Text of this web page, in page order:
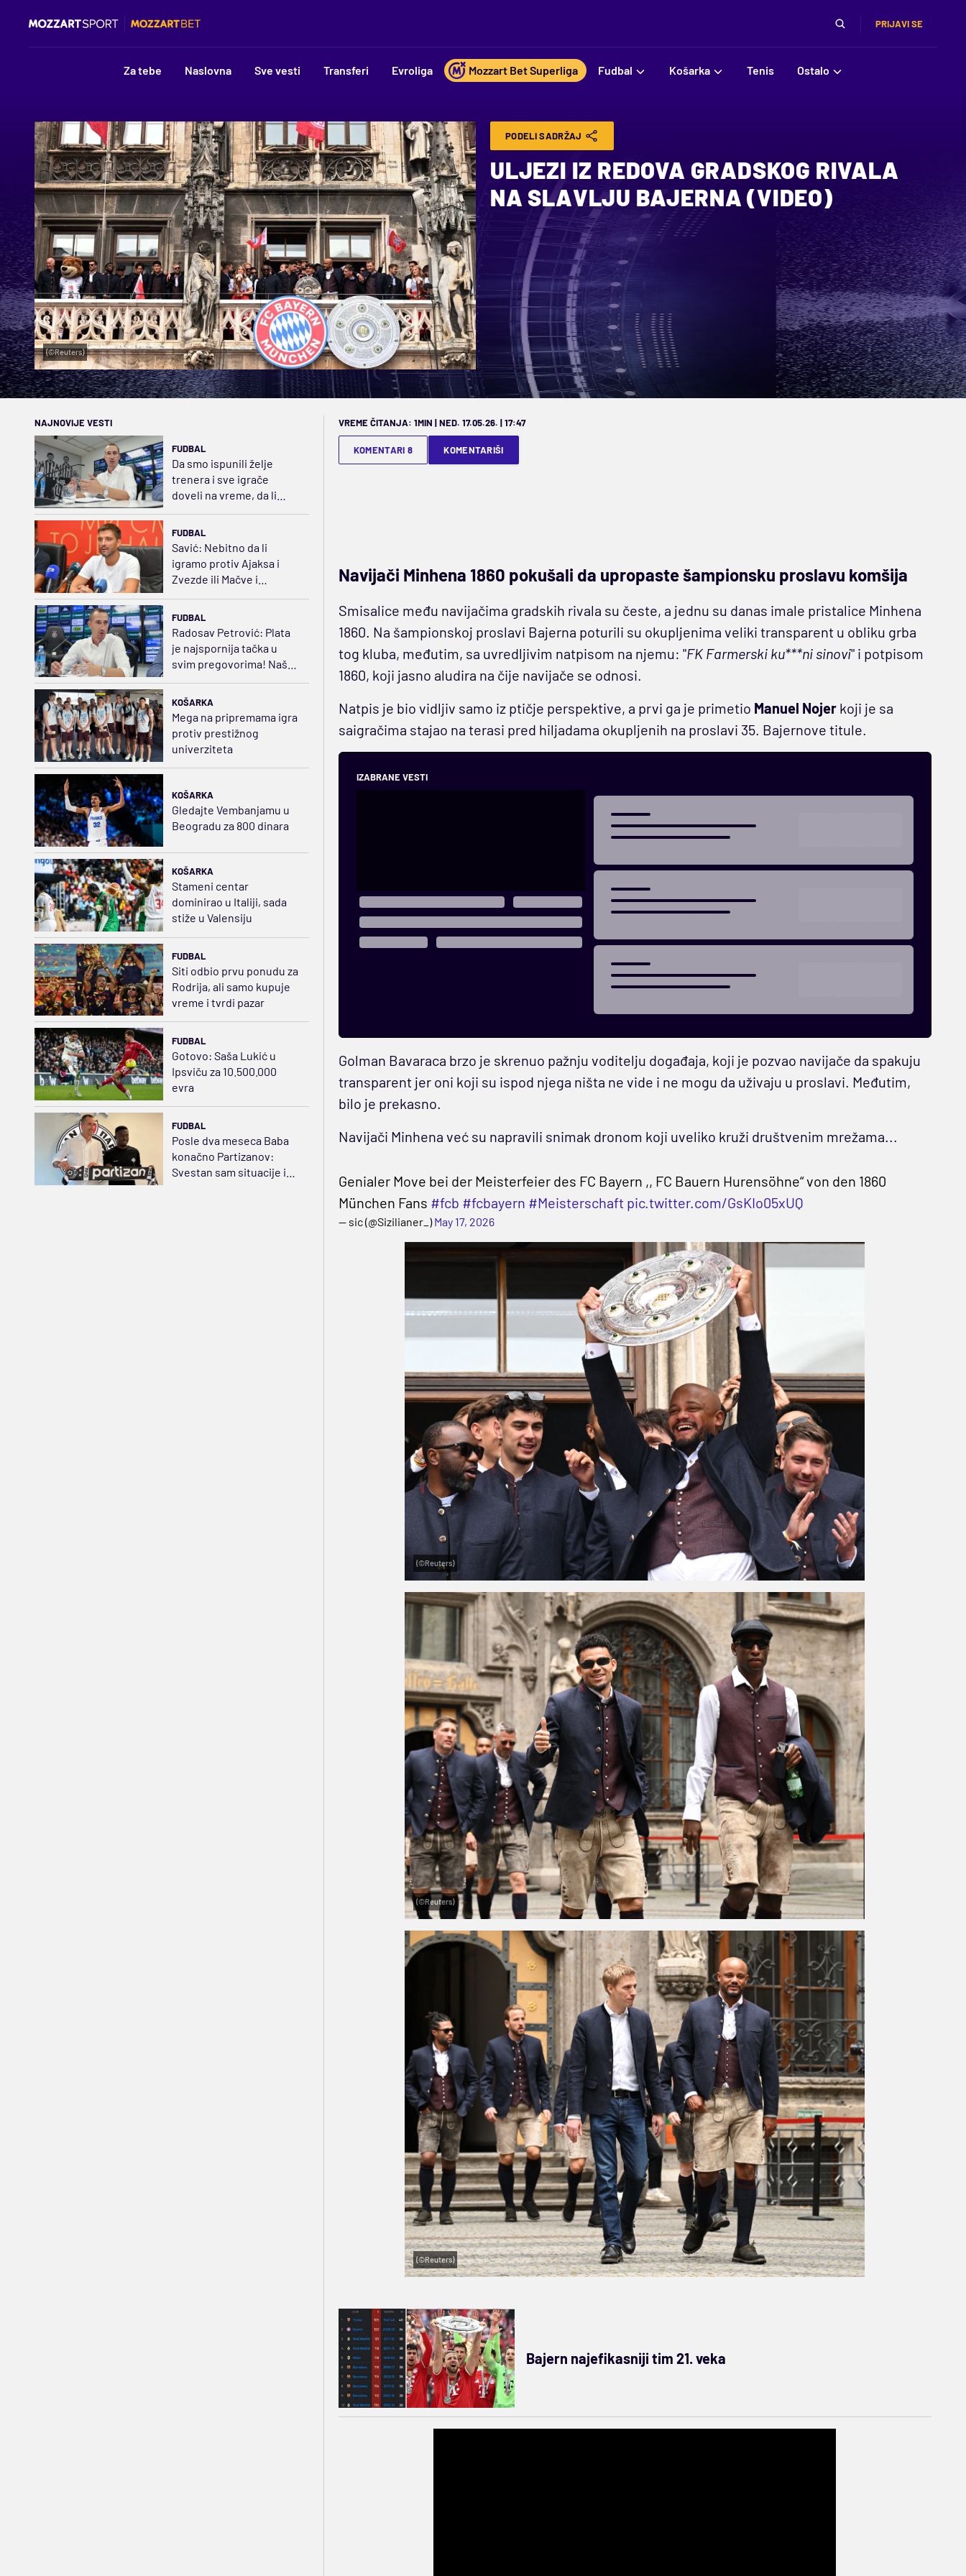
PRIJAVI SE
Za tebe Naslovna Sve vesti Transferi Evroliga Mozzart Bet Superliga Fudbal Košarka Tenis Ostalo
(©Reuters)
PODELI SADRŽAJ
ULJEZI IZ REDOVA GRADSKOG RIVALA
NA SLAVLJU BAJERNA (VIDEO)
NAJNOVIJE VESTI
FUDBAL
Da smo ispunili želje
trenera i sve igrače
doveli na vreme, da li
FUDBAL
Savić: Nebitno da li
igramo protiv Ajaksa i
Zvezde ili Mačve i
FUDBAL
Radosav Petrović: Plata
je najspornija tačka u
svim pregovorima! Naš
maksimum je 20.000 evra
KOŠARKA
Mega na pripremama igra
protiv prestižnog
univerziteta
KOŠARKA
Gledajte Vembanjamu u
Beogradu za 800 dinara
KOŠARKA
Stameni centar
dominirao u Italiji, sada
stiže u Valensiju
FUDBAL
Siti odbio prvu ponudu za
Rodrija, ali samo kupuje
vreme i tvrdi pazar
FUDBAL
Gotovo: Saša Lukić u
Ipsviču za 10.500.000
evra
FUDBAL
Posle dva meseca Baba
konačno Partizanov:
Svestan sam situacije i
VREME ČITANJA: 1MIN | NED. 17.05.26. | 17:47
KOMENTARI 8 KOMENTARIŠI
Navijači Minhena 1860 pokušali da upropaste šampionsku proslavu komšija
Smisalice među navijačima gradskih rivala su česte, a jednu su danas imale pristalice Minhena
1860. Na šampionskoj proslavi Bajerna poturili su okupljenima veliki transparent u obliku grba
tog kluba, međutim, sa uvredljivim natpisom na njemu: "FK Farmerski ku***ni sinovi" i potpisom
1860, koji jasno aludira na čije navijače se odnosi.
Natpis je bio vidljiv samo iz ptičje perspektive, a prvi ga je primetio Manuel Nojerkoji je sa
saigračima stajao na terasi pred hiljadama okupljenih na proslavi 35. Bajernove titule.
IZABRANE VESTI
Golman Bavaraca brzo je skrenuo pažnju voditelju događaja, koji je pozvao navijače da spakuju
transparent jer oni koji su ispod njega ništa ne vide i ne mogu da uživaju u proslavi. Međutim,
bilo je prekasno.
Navijači Minhena već su napravili snimak dronom koji uveliko kruži društvenim mrežama...
Genialer Move bei der Meisterfeier des FC Bayern ,, FC Bauern Hurensöhne“ von den 1860
München Fans #fcb #fcbayern #Meisterschaft pic.twitter.com/GsKIo05xUQ
— sic (@Sizilianer_)May 17, 2026
(©Reuters)
(©Reuters)
(©Reuters)
Bajern najefikasniji tim 21. veka